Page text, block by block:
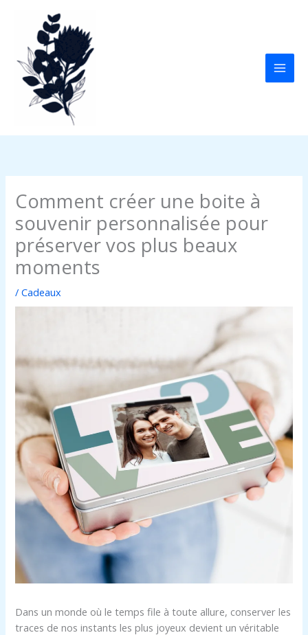
Comment créer une boite à
souvenir personnalisée pour
préserver vos plus beaux
moments
/Cadeaux
Dans un monde où le temps file à toute allure, conserver les
traces de nos instants les plus joyeux devient un véritable